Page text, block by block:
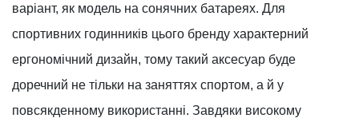
варіант, як модель на сонячних батареях. Для
спортивних годинників цього бренду характерний
ергономічний дизайн, тому такий аксесуар буде
доречний не тільки на заняттях спортом, а й у
повсякденному використанні. Завдяки високому